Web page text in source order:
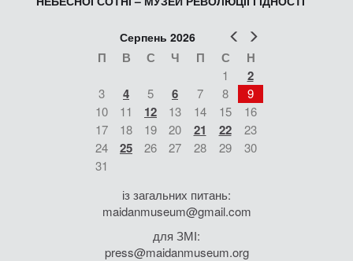
Попер
Серпень 2026
П В С Ч П С Н
1 2
3 4 5 6 7 8
9
10
11 12 13 14 15
16
17
18 19 20 21 22
23
24
25 26 27 28 29
30
31
із загальних питань:
maidanmuseum@gmail.com
для ЗМІ:
press@maidanmuseum.org